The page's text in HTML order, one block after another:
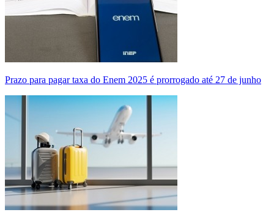
Prazo para pagar taxa do Enem 2025 é prorrogado até 27 de junho